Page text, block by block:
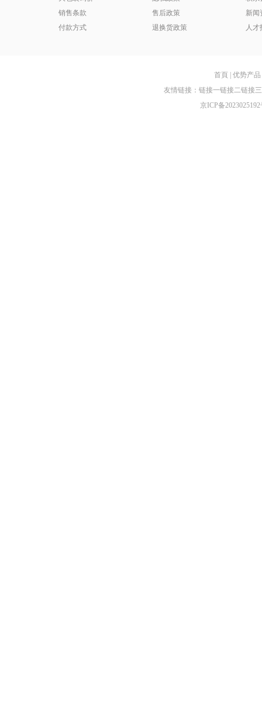
销售条款
付款方式
售后政策
退换货政策
新闻
人才
首頁 优势产品
友情链接： 链接一链接二链接三
京ICP备